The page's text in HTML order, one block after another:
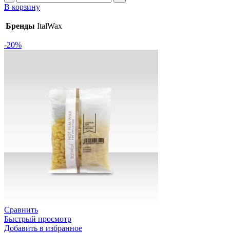
В корзину
Бренды ItalWax
-20%
Сравнить
Быстрый просмотр
Добавить в избранное